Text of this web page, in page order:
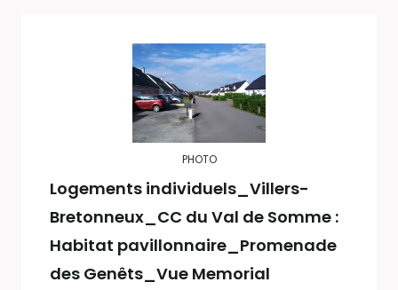
PHOTO
Logements individuels_Villers-
Bretonneux_CC du Val de Somme :
Habitat pavillonnaire_Promenade
des Genêts_Vue Memorial